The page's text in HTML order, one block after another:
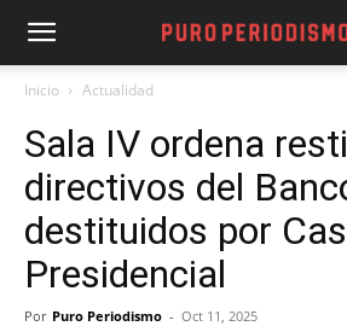
Inicio Actualidad
Sala IV ordena
directivos del
destituidos por
Presidencial
Por Puro Periodismo - Oct 11, 2025